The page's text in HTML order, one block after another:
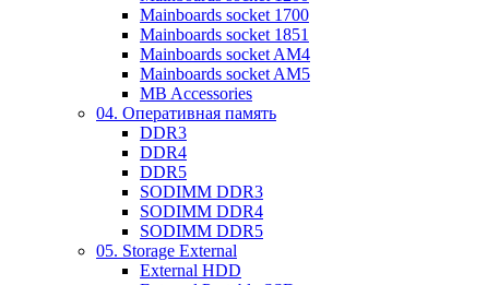
Mainboards socket 1700
Mainboards socket 1851
Mainboards socket AM4
Mainboards socket AM5
MB Accessories
04. Оперативная память
DDR3
DDR4
DDR5
SODIMM DDR3
SODIMM DDR4
SODIMM DDR5
05. Storage External
External HDD